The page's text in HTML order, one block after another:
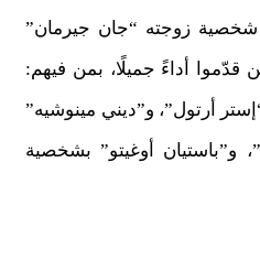
زوجته “جان جيرمان”
قدّموا أداءً جميلًا، بمن فيهم:
أرتول”، و”ديني مينوشيه”
و”باستيان أوغيتو” بشخصية